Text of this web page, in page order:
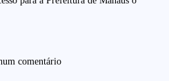
comentário